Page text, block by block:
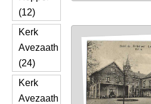
(12)
Kerk
Avezaath
(24)
Kerk
Avezaath